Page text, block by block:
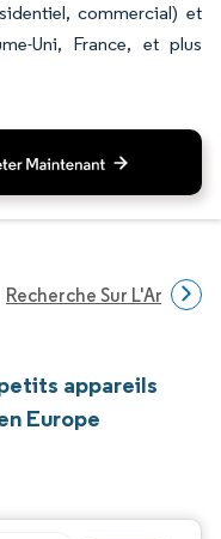
commercial) et
Uni, France, et plus
Recherche Sur
appareils
Europe